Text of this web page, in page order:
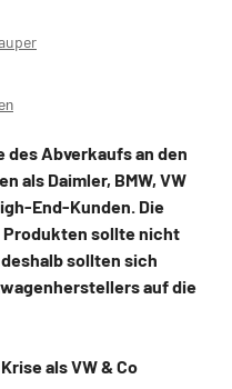
des Abverkaufs an den
als Daimler, BMW, VW
End-Kunden. Die
Produkten sollte nicht
sollten sich
auf die
als VW & Co